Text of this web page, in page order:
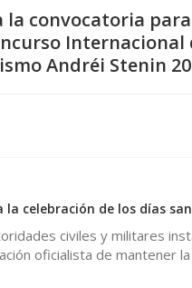
la convocatoria
Internacional
Andréi Stenin
celebración de los días
civiles y militares
oficialista de mantener la